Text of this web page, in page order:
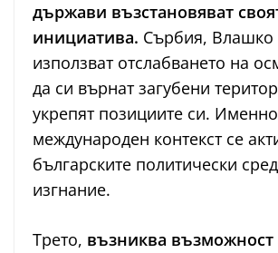
държави възстановяват
инициатива. Сърбия, Влашко
използват отслабването на
да си върнат загубени
укрепят позициите си.
международен контекст се
българските политически
изгнание.
Трето, възниква възможност